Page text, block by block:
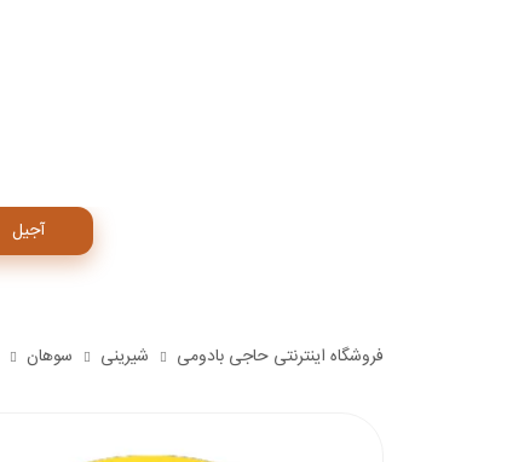
آجیل
فروشگاه اینترنتی حاجی بادومی شیرینی سوهان